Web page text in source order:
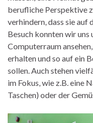
berufliche Perspektive
verhindern, dass sie auf
Besuch konnten wir uns
Computerraum
erhalten und so auf ein
sollen. Auch stehen
im Fokus, wie z.B. eine
Taschen) oder der